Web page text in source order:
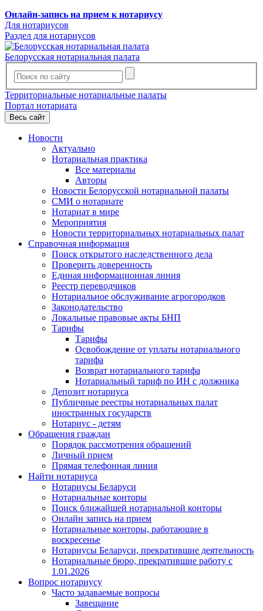
Онлайн-запись на прием к нотариусу
Для нотариусов
Раздел для нотариусов
Белорусская нотариальная палата
Территориальные нотариальные палаты
Портал нотариата
Весь сайт
Новости
Актуально
Нотариальная практика
Все материалы
Авторы
Новости Белорусской нотариальной палаты
СМИ о нотариате
Нотариат в мире
Мероприятия
Новости территориальных нотариальных палат
Справочная информация
Поиск открытого наследственного дела
Проверить доверенность
Единая информационная линия
Реестр переводчиков
Нотариальное обслуживание агрогородков
Законодательство
Локальные правовые акты БНП
Тарифы
Тарифы
Освобождение от уплаты нотариального
тарифа
Возврат нотариального тарифа
Нотариальный тариф по ИН с должника
Депозит нотариуса
Публичные реестры нотариальных палат
иностранных государств
Нотариус - детям
Обращения граждан
Порядок рассмотрения обращений
Личный прием
Прямая телефонная линия
Найти нотариуса
Нотариусы Беларуси
Нотариальные конторы
Поиск ближайшей нотариальной конторы
Онлайн запись на прием
Нотариальные конторы, работающие в
воскресенье
Нотариусы Беларуси, прекратившие деятельность
Нотариальные бюро, прекратившие работу с
1.01.2026
Вопрос нотариусу
Часто задаваемые вопросы
Завещание